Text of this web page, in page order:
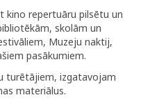
kino repertuāru pilsētu un
skolām un
Muzeju naktij,
pasākumiem.
turētājiem, izgatavojam
materiālus.